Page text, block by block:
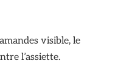
visible, le
l’assiette.